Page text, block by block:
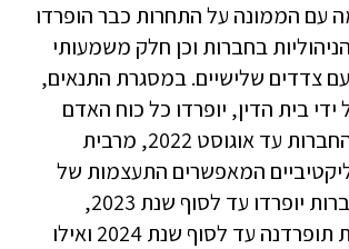
עם הממונה על התחרות כבר הופרדו
בחברות וכן חלק משמעותי
צדדים שלישיים. במסגרת התנאים,
ידי בית הדין, יופרדו כל כוח האדם
והמשרדים של החברות עד אוגוסט 2022, מרבית
המאפשרים התעצמות של
התחרות בין החברות יופרדו עד לסוף שנת 2023,
תשתיות החברות תופרדנה עד לסוף שנת 2024 ואילו